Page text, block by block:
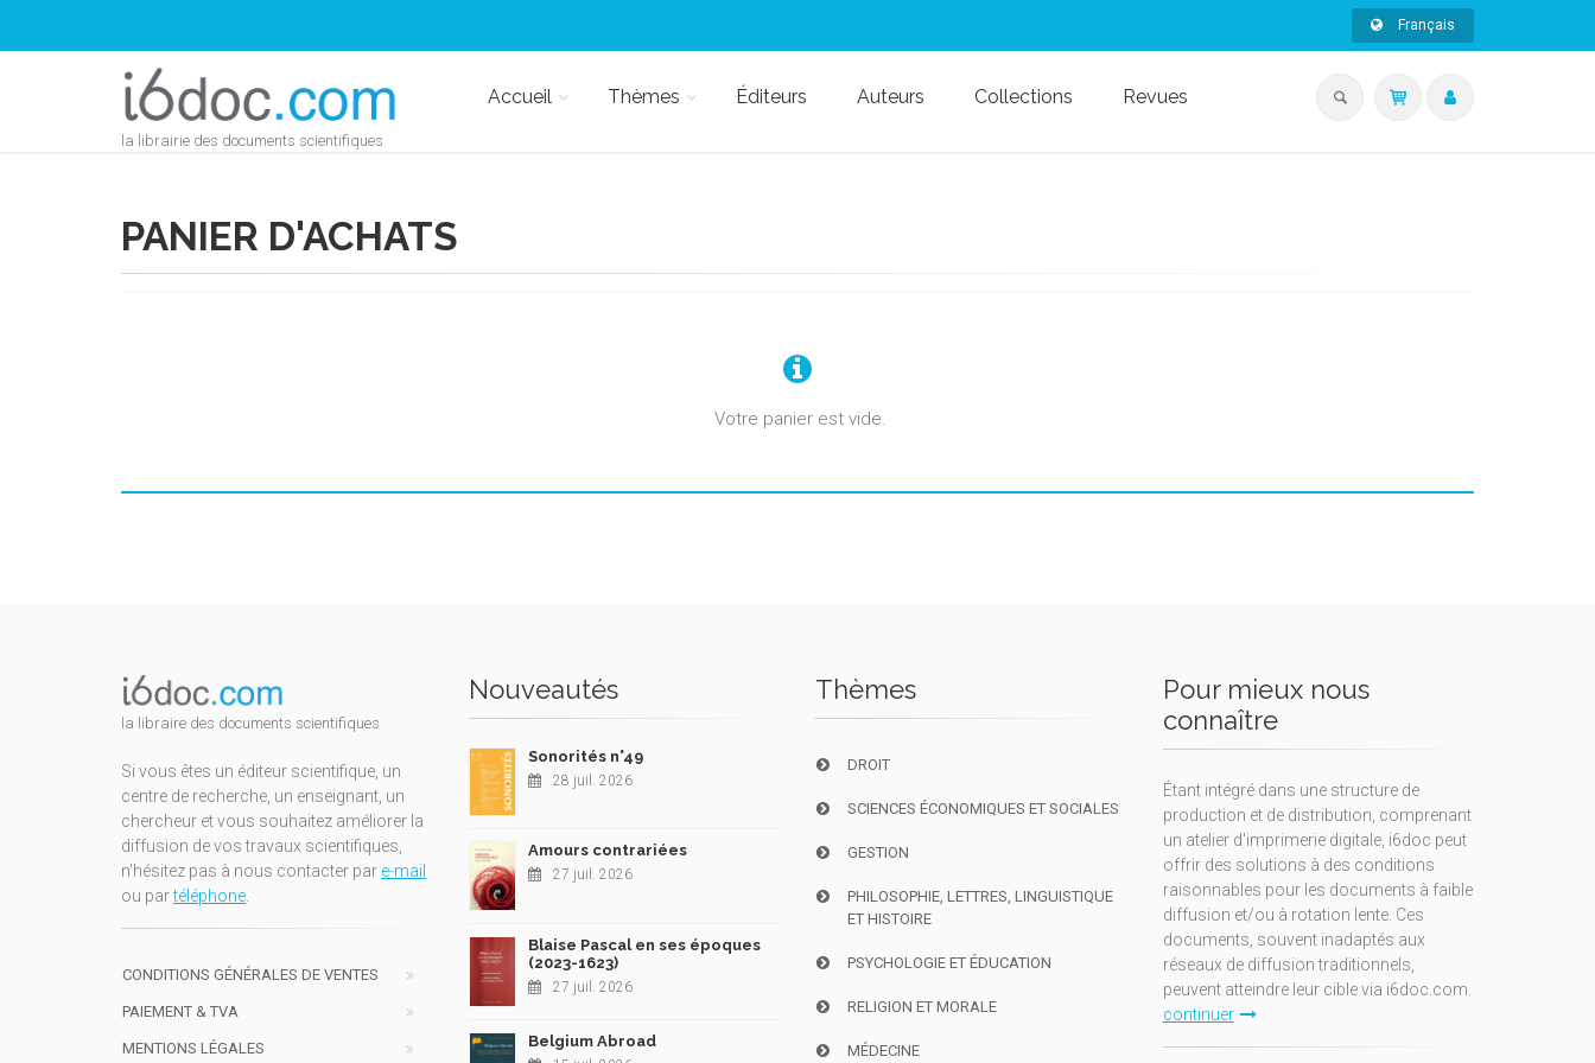
Français
la librairie des documents scientifiques
Accueil Thèmes Éditeurs Auteurs Collections Revues
PANIER D'ACHATS
Votre panier est vide.
la libraire des documents scientifiques
Si vous êtes un éditeur scientifique, un
centre de recherche, un enseignant, un
chercheur et vous souhaitez améliorer la
diffusion de vos travaux scientifiques,
n'hésitez pas à nous contacter par e-mail
ou partéléphone.
CONDITIONS GÉNÉRALES DE VENTES
PAIEMENT & TVA
MENTIONS LÉGALES
Nouveautés
Sonorités n°49
28 juil. 2026
Amours contrariées
27 juil. 2026
Blaise Pascal en ses époques
(2023-1623)
27 juil. 2026
Belgium Abroad
Thèmes
DROIT
SCIENCES ÉCONOMIQUES ET SOCIALES
GESTION
PHILOSOPHIE, LETTRES, LINGUISTIQUE
ET HISTOIRE
PSYCHOLOGIE ET ÉDUCATION
RELIGION ET MORALE
MÉDECINE
Pour mieux nous
connaître
Étant intégré dans une structure de
production et de distribution, comprenant
un atelier d'imprimerie digitale, i6doc peut
offrir des solutions à des conditions
raisonnables pour les documents à faible
diffusion et/ou à rotation lente. Ces
documents, souvent inadaptés aux
réseaux de diffusion traditionnels,
peuvent atteindre leur cible via i6doc.com.
continuer